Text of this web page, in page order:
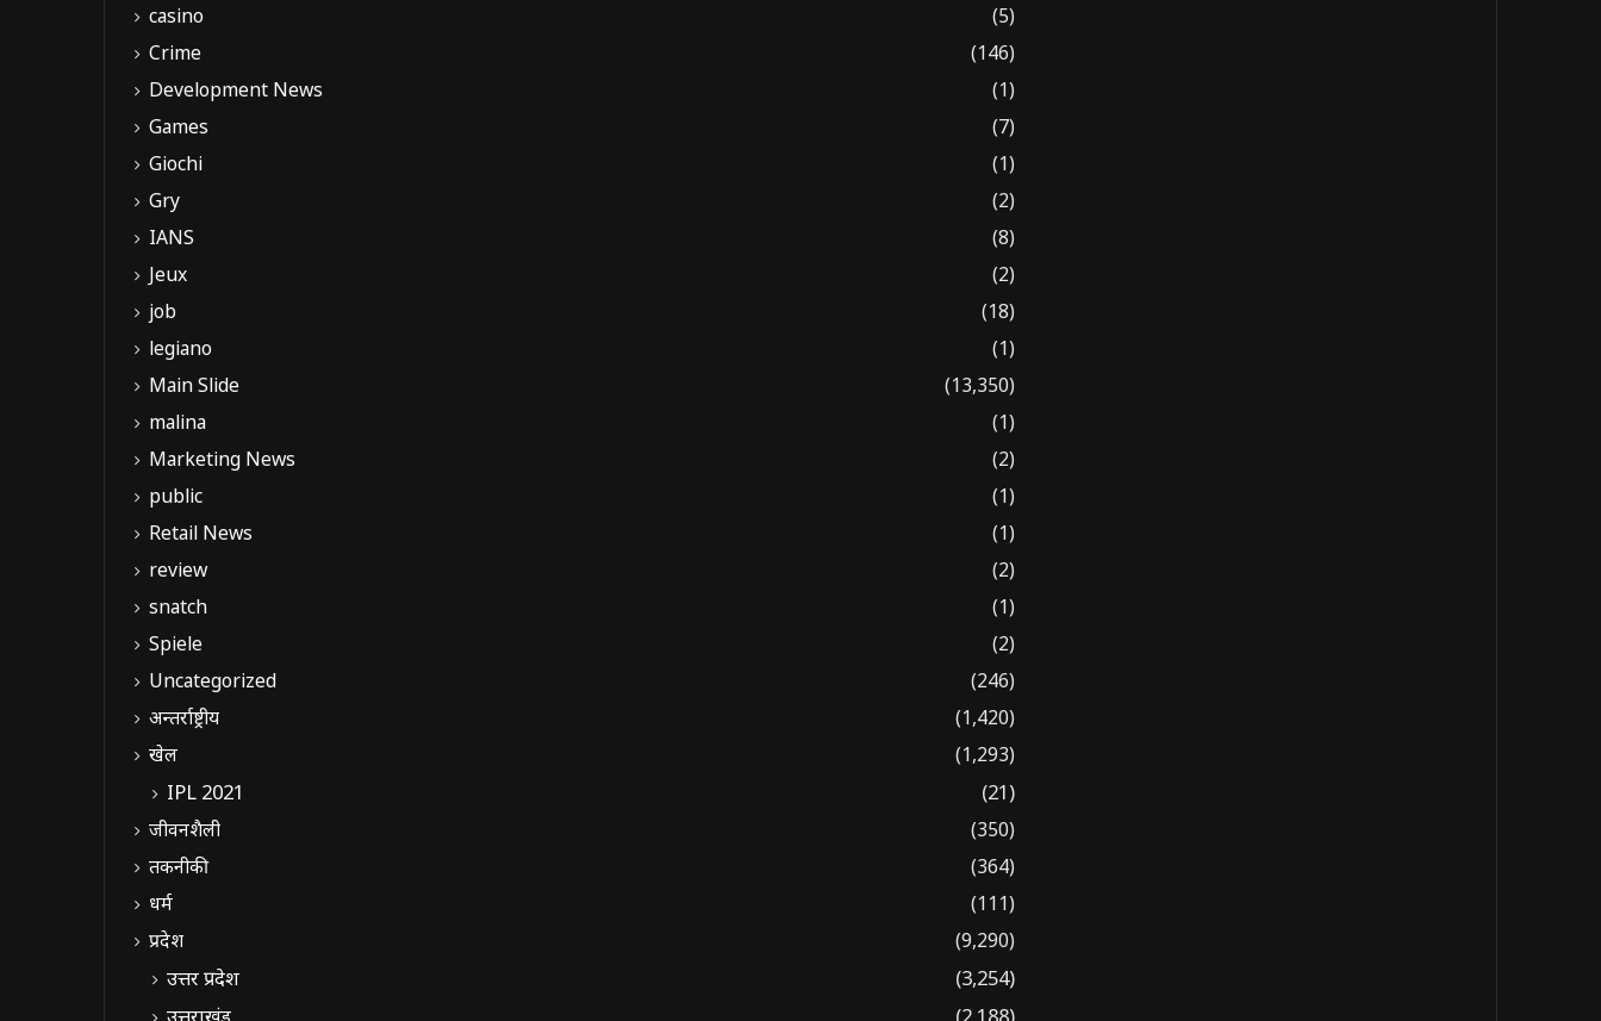
casino
(5)
Crime
(146)
Development News
(1)
Games
(7)
Giochi
(1)
Gry
(2)
IANS
(8)
Jeux
(2)
job
(18)
legiano
(1)
Main Slide
(13,350)
malina
(1)
Marketing News
(2)
public
(1)
Retail News
(1)
review
(2)
snatch
(1)
Spiele
(2)
Uncategorized
(246)
अन्तर्राष्ट्रीय
(1,420)
खेल
(1,293)
IPL 2021 (21)
जीवनशैली
(350)
तकनीकी
(364)
धर्म
(111)
प्रदेश
(9,290)
उत्तर प्रदेश
(3,254)
उत्तराखंड
(2,188)